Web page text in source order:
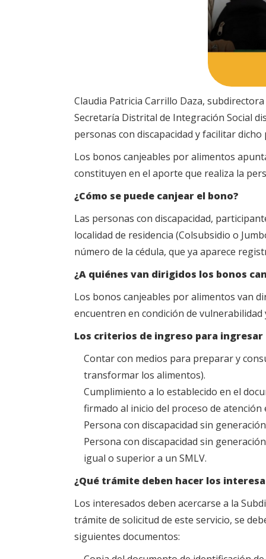
Claudia Patricia Carrillo Daza,
Secretaría Distrital de Integración Social
personas con discapacidad y facilitar dicho
Los bonos canjeables por alimentos
constituyen en el aporte que realiza la
¿Cómo se puede canjear el bono?
Las personas con discapacidad,
localidad de residencia (Colsubsidio o
número de la cédula, que ya aparece
¿A quiénes van dirigidos los bonos
Los bonos canjeables por alimentos van
encuentren en condición de
Los criterios de ingreso para
Contar con medios para preparar y
transformar los alimentos).
Cumplimiento a lo establecido en el
firmado al inicio del proceso de atención
Persona con discapacidad sin
Persona con discapacidad sin
igual o superior a un SMLV.
¿Qué trámite deben hacer los
Los interesados deben acercarse a la
trámite de solicitud de este servicio, se
siguientes documentos: